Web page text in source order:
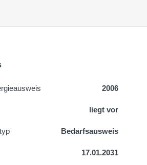
2006
liegt vor
Bedarfsausweis
17.01.2031